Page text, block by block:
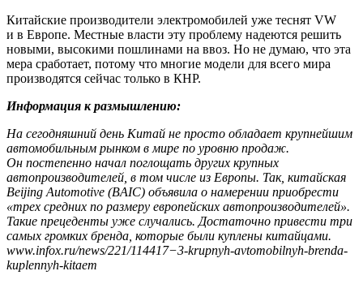
Китайские производители электромобилей уже теснят VW
и в Европе. Местные власти эту проблему надеются решить
новыми, высокими пошлинами на ввоз. Но не думаю, что эта
мера сработает, потому что многие модели для всего мира
производятся сейчас только в КНР.
Информация к размышлению:
На сегодняшний день Китай не просто обладает крупнейшим
автомобильным рынком в мире по уровню продаж.
Он постепенно начал поглощать других крупных
автопроизводителей, в том числе из Европы. Так, китайская
Beijing Automotive (BAIC) объявила о намерении приобрести
«трех средних по размеру европейских автопроизводителей».
Такие прецеденты уже случались. Достаточно привести три
самых громких бренда, которые были куплены китайцами.
www.infox.ru/news/221/114417−3-krupnyh-avtomobilnyh-brenda-
kuplennyh-kitaem